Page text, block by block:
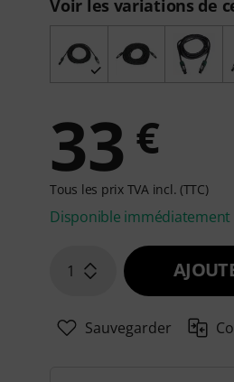
Voir les variations de
33 €
Tous les prix TVA incl. (TTC)
Disponible immédiatement
1
Sauvegarder